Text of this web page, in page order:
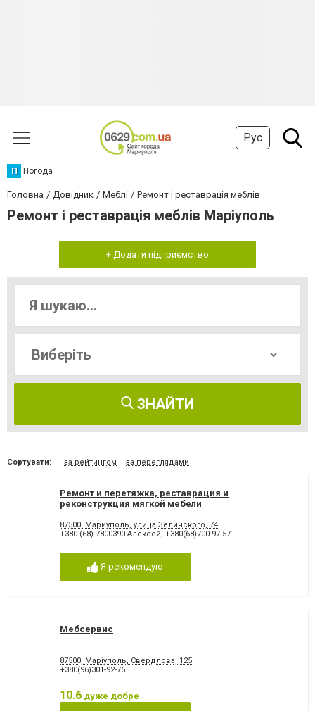
Рус
П Погода
Головна Довідник Меблі Ремонт і реставрація меблів
Ремонт і реставрація меблів Маріуполь
+ Додати підприємство
ЗНАЙТИ
Сортувати: за рейтингом за переглядами
Ремонт и перетяжка, реставрация и
реконструкция мягкой мебели
87500, Мариуполь, улица Зелинского, 74
+380 (68) 7800390 Алексей, +380(68)700-97-57
Я рекомендую
Мебсервис
87500, Маріуполь, Свердлова, 125
+380(96)301-92-76
10.6 дуже добре